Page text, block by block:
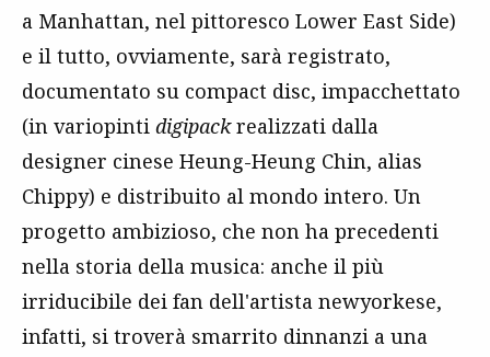
a Manhattan, nel pittoresco Lower East Side)
e il tutto, ovviamente, sarà registrato,
documentato su compact disc, impacchettato
(in variopinti digipackrealizzati dalla
designer cinese Heung-Heung Chin, alias
Chippy) e distribuito al mondo intero. Un
progetto ambizioso, che non ha precedenti
nella storia della musica: anche il più
irriducibile dei fan dell'artista newyorkese,
infatti, si troverà smarrito dinnanzi a una